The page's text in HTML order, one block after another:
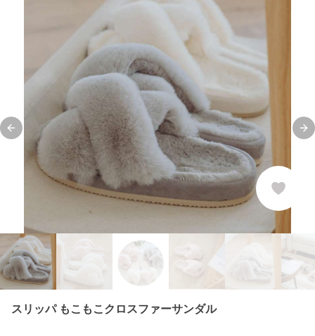
Previous slide
スリッパ もこもこクロスファーサンダル